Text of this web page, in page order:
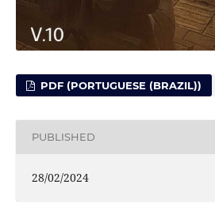
PDF (PORTUGUESE (BRAZIL))
PUBLISHED
28/02/2024